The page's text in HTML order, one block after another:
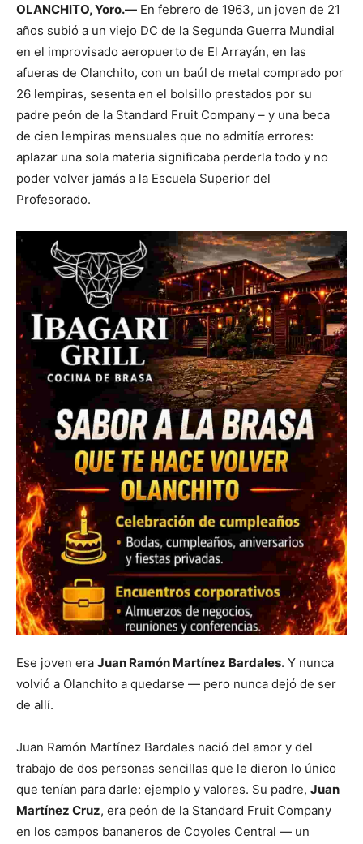
OLANCHITO, Yoro.— En febrero de 1963, un joven de 21
años subió a un viejo DC de la Segunda Guerra Mundial
en el improvisado aeropuerto de El Arrayán, en las
afueras de Olanchito, con un baúl de metal comprado por
26 lempiras, sesenta en el bolsillo prestados por su
padre peón de la Standard Fruit Company – y una beca
de cien lempiras mensuales que no admitía errores:
aplazar una sola materia significaba perderla todo y no
poder volver jamás a la Escuela Superior del
Profesorado.
Ese joven era Juan Ramón Martínez Bardales. Y nunca
volvió a Olanchito a quedarse — pero nunca dejó de ser
de allí.
Juan Ramón Martínez Bardales nació del amor y del
trabajo de dos personas sencillas que le dieron lo único
que tenían para darle: ejemplo y valores. Su padre, Juan
Martínez Cruz, era peón de la Standard Fruit Company
en los campos bananeros de Coyoles Central — un